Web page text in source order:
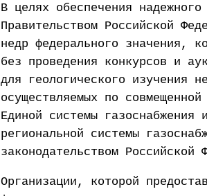
В целях обеспечения
Правительством Российской
недр федерального значения,
без проведения конкурсов и
для геологического изучения
осуществляемых по
Единой системы газоснабжения
региональной системы
законодательством
Организации, которой